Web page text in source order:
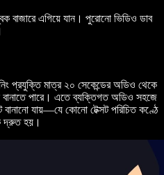
বাজারে এগিয়ে যান। পুরোনো ভিডিও ডাব
মাত্র ২০ সেকেন্ডের অডিও থেকে
পারে। এতে ব্যক্তিগত অডিও সহজে
বানানো যায়—যে কোনো টেক্সট পরিচিত কণ্ঠে
দ্রুত হয়।